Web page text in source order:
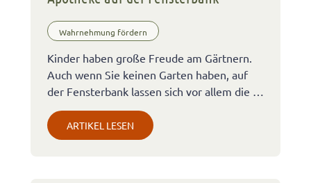
Wahrnehmung fördern
Kinder haben große Freude am Gärtnern.
Auch wenn Sie keinen Garten haben, auf
der Fensterbank lassen sich vor allem die …
ARTIKEL LESEN